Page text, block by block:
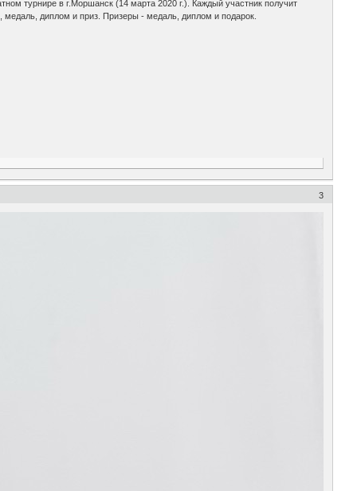
турнире в г.Моршанск (14 марта 2020 г.). Каждый участник получит
медаль, диплом и приз. Призеры - медаль, диплом и подарок.
3